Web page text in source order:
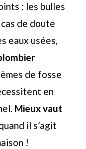
: les bulles
de doute
eaux usées,
de fosse
en
Mieux vaut
il s’agit
!